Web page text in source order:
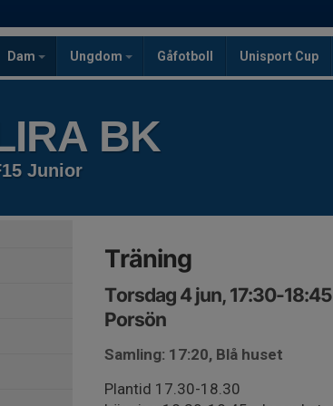
Dam Ungdom Gåfotboll Unisport Cup
BK
Junior
Träning
Torsdag 4 jun, 17:30-18:45
Porsön
Samling: 17:20, Blå huset
Plantid 17.30-18.30